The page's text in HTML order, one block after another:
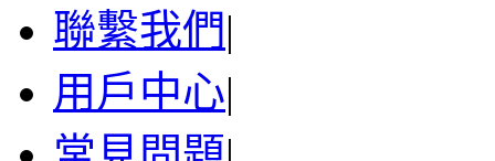
聯繫我們|
用戶中心|